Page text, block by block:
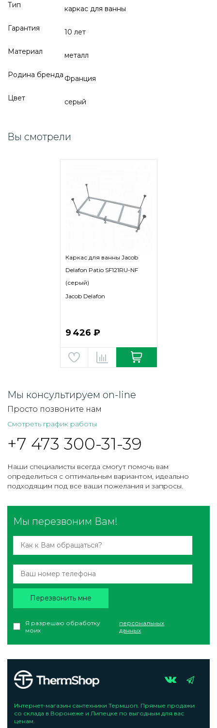
Тип каркас для ванны
Гарантия 10 лет
Материал металл
Родина бренда Франция
Цвет серый
Вы смотрели
Каркас для ванны Jacob
Delafon Patio SF121RU-NF
(серый)
Jacob Delafon
9 426 ₽
Мы консультируем on-line
Просто позвоните нам
Смотреть график работы
+7 473 300-31-39
Наши специалисты всегда смогут помочь вам
определиться с оптимальным вариантом, идеально
подходящим под все ваши пожелания и запросы.
Мы перезвоним Вам!
Я разрешаю обработку
моих
персональных
данных
Перезвонить мне
Интернет-магазин сантехники Термшоп. Прямые продажи
со склада в Воронеже и Липецке по выгодным для вас
ценам.